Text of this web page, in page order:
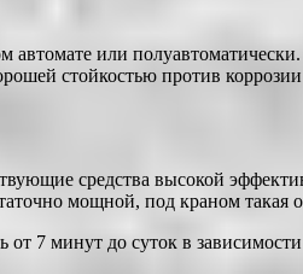
или
стойкостью против
средства высокой
мощной, под краном такая
7 минут до суток в